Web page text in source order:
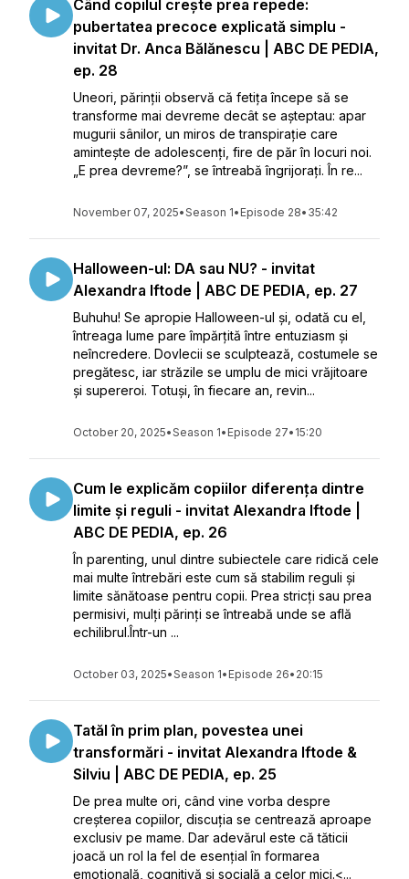
Când copilul crește prea repede:
pubertatea precoce explicată simplu -
invitat Dr. Anca Bălănescu | ABC DE PEDIA,
ep. 28
Uneori, părinții observă că fetița începe să se
transforme mai devreme decât se așteptau: apar
mugurii sânilor, un miros de transpirație care
amintește de adolescenți, fire de păr în locuri noi.
„E prea devreme?”, se întreabă îngrijorați. În re...
November 07, 2025•Season 1• Episode 28• 35:42
Halloween-ul: DA sau NU? - invitat
Alexandra Iftode | ABC DE PEDIA, ep. 27
Buhuhu! Se apropie Halloween-ul și, odată cu el,
întreaga lume pare împărțită între entuziasm și
neîncredere. Dovlecii se sculptează, costumele se
pregătesc, iar străzile se umplu de mici vrăjitoare
și supereroi. Totuși, în fiecare an, revin...
October 20, 2025•Season 1• Episode 27• 15:20
Cum le explicăm copiilor diferența dintre
limite și reguli - invitat Alexandra Iftode |
ABC DE PEDIA, ep. 26
În parenting, unul dintre subiectele care ridică cele
mai multe întrebări este cum să stabilim reguli și
limite sănătoase pentru copii. Prea stricți sau prea
permisivi, mulți părinți se întreabă unde se află
echilibrul.Într-un ...
October 03, 2025•Season 1• Episode 26• 20:15
Tatăl în prim plan, povestea unei
transformări - invitat Alexandra Iftode &
Silviu | ABC DE PEDIA, ep. 25
De prea multe ori, când vine vorba despre
creșterea copiilor, discuția se centrează aproape
exclusiv pe mame. Dar adevărul este că tăticii
joacă un rol la fel de esențial în formarea
emoțională, cognitivă și socială a celor mici.<...